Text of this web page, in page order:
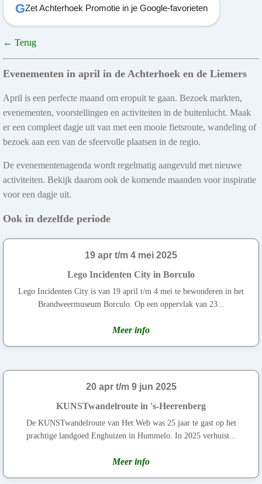
GZet Achterhoek Promotie in je Google-favorieten
← Terug
Evenementen in april in de Achterhoek en de Liemers
April is een perfecte maand om eropuit te gaan. Bezoek markten,
evenementen, voorstellingen en activiteiten in de buitenlucht. Maak
er een compleet dagje uit van met een mooie fietsroute, wandeling of
bezoek aan een van de sfeervolle plaatsen in de regio.
De evenementenagenda wordt regelmatig aangevuld met nieuwe
activiteiten. Bekijk daarom ook de komende maanden voor inspiratie
voor een dagje uit.
Ook in dezelfde periode
19 apr t/m 4 mei 2025
Lego Incidenten City in Borculo
Lego Incidenten City is van 19 april t/m 4 mei te bewonderen in het
Brandweermuseum Borculo. Op een oppervlak van 23...
Meer info
20 apr t/m 9 jun 2025
KUNSTwandelroute in 's-Heerenberg
De KUNSTwandelroute van Het Web was 25 jaar te gast op het
prachtige landgoed Enghuizen in Hummelo. In 2025 verhuist...
Meer info